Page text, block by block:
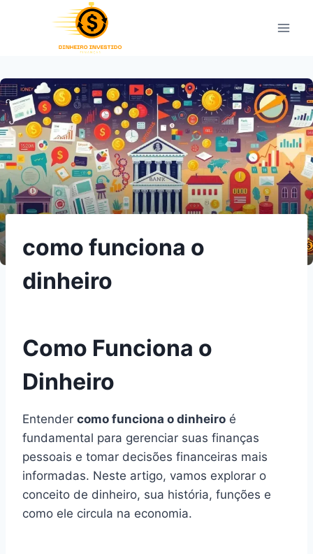
como funciona o
dinheiro
Como Funciona o
Dinheiro
Entender como funciona o dinheiro é
fundamental para gerenciar suas finanças
pessoais e tomar decisões financeiras mais
informadas. Neste artigo, vamos explorar o
conceito de dinheiro, sua história, funções e
como ele circula na economia.